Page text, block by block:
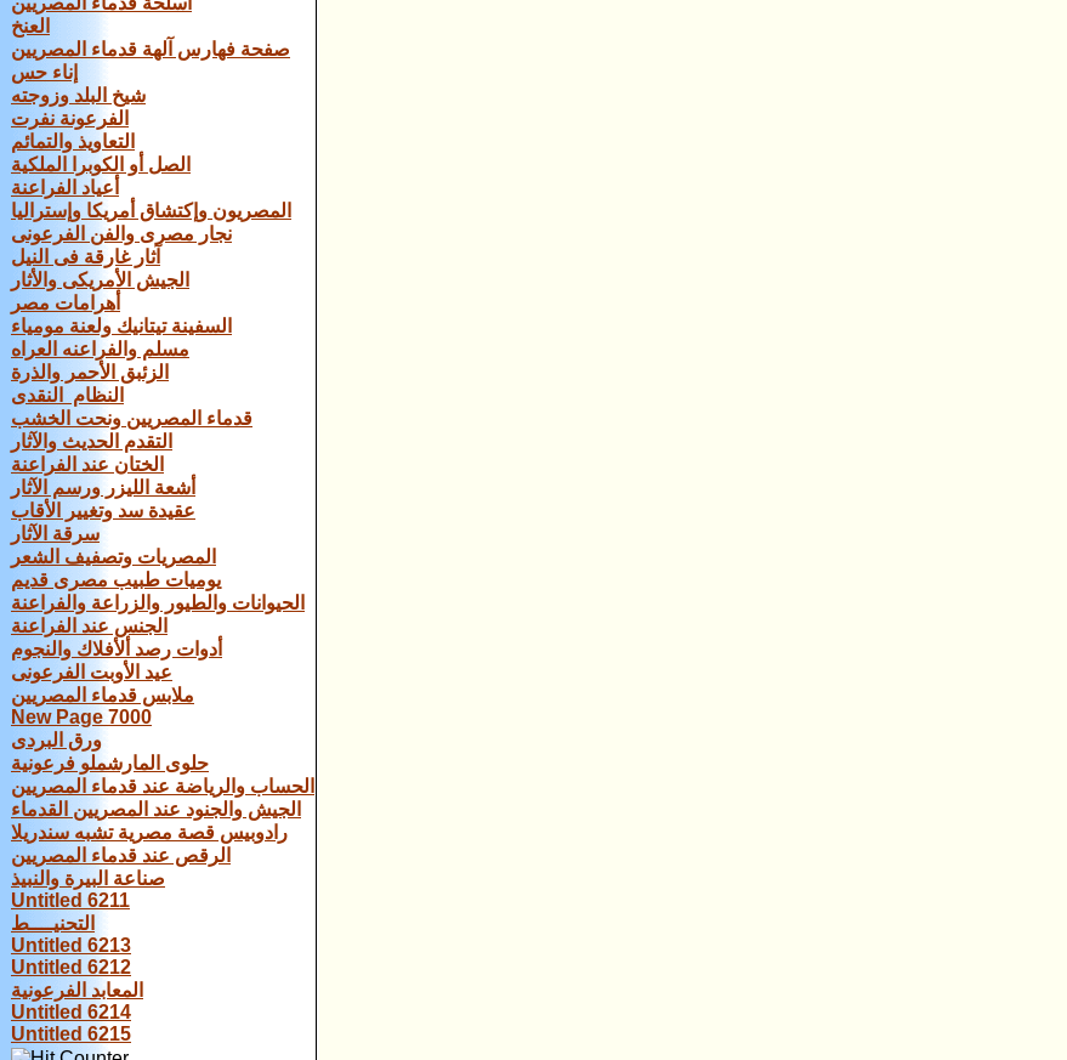
العنخ
صفحة فهارس آلهة قدماء المصريين
إناء حس
شيخ البلد وزوجته
الفرعونة نفرت
التعاويذ والتمائم
الصل أو الكوبرا الملكية
أعياد الفراعنة
المصريون وإكتشاق أمريكا وإستراليا
نجار مصرى والفن الفرعونى
آثار غارقة فى النيل
الجيش الأمريكى والأثار
أهرامات مصر
السفينة تيتانيك ولعنة مومياء
مسلم والفراعنه العراه
الزئبق الأحمر والذرة
النظام النقدى
قدماء المصريين ونحت الخشب
التقدم الحديث والآثار
الختان عند الفراعنة
أشعة الليزر ورسم الآثار
عقيدة سد وتغيير الأقاب
سرقة الآثار
المصريات وتصفيف الشعر
يوميات طبيب مصرى قديم
الحيوانات والطيور والزراعة والفراعنة
الجنس عند الفراعنة
أدوات رصد ألأفلاك والنجوم
عيد الأوبت الفرعونى
ملابس قدماء المصريين
New Page 7000
ورق البردى
حلوى المارشملو فرعونية
الحساب والرياضة عند قدماء المصريين
الجيش والجنود عند المصريين القدماء
رادوبيس قصة مصرية تشبه سندريلا
الرقص عند قدماء المصريين
صناعة البيرة والنبيذ
Untitled 6211
التحنيــــط
Untitled 6213
Untitled 6212
المعابد الفرعونية
Untitled 6214
Untitled 6215